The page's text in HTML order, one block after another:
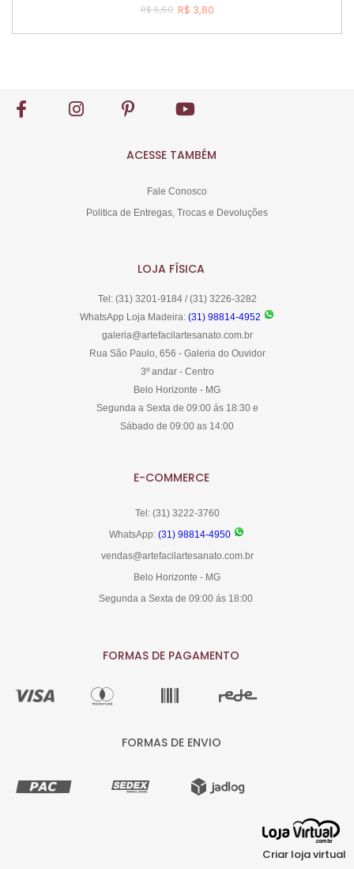
R$ 5,60 R$ 3,80
ACESSE TAMBÉM
Fale Conosco
Politica de Entregas, Trocas e Devoluções
LOJA FÍSICA
Tel: (31) 3201-9184 / (31) 3226-3282
WhatsApp Loja Madeira: (31) 98814-4952
galeria@artefacilartesanato.com.br
Rua São Paulo, 656 - Galeria do Ouvidor
3º andar - Centro
Belo Horizonte - MG
Segunda a Sexta de 09:00 ás 18:30 e
Sábado de 09:00 as 14:00
E-COMMERCE
Tel: (31) 3222-3760
WhatsApp: (31) 98814-4950
vendas@artefacilartesanato.com.br
Belo Horizonte - MG
Segunda a Sexta de 09:00 ás 18:00
FORMAS DE PAGAMENTO
FORMAS DE ENVIO
Criar loja virtual